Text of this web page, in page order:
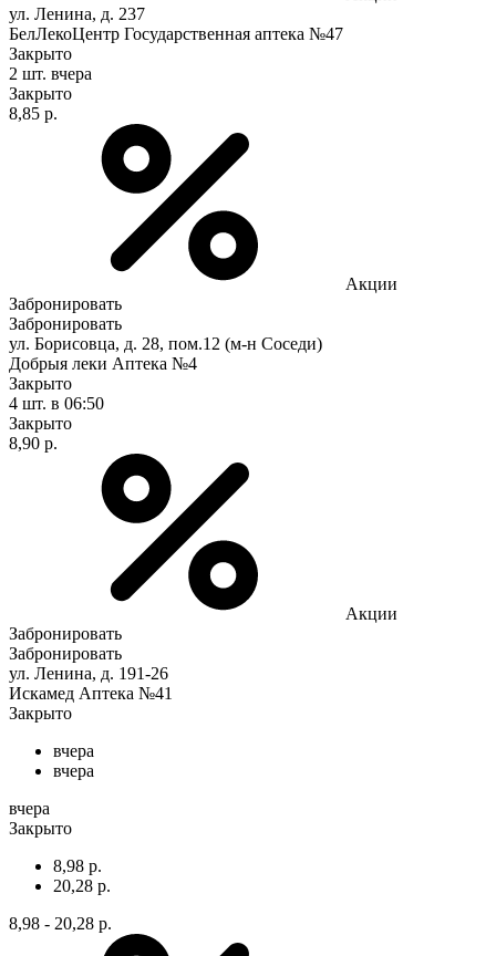
ул. Ленина, д. 237
БелЛекоЦентр Государственная аптека №47
Закрыто
2 шт. вчера
Закрыто
8,85 р.
Акции
Забронировать
Забронировать
ул. Борисовца, д. 28, пом.12 (м-н Соседи)
Добрыя леки Аптека №4
Закрыто
4 шт. в 06:50
Закрыто
8,90 р.
Акции
Забронировать
Забронировать
ул. Ленина, д. 191-26
Искамед Аптека №41
Закрыто
вчера
вчера
вчера
Закрыто
8,98 р.
20,28 р.
8,98 - 20,28 р.